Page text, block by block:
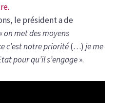
le président a de
on met des moyens
c’est notre priorité(…) je me
pour qu’il s’engage».